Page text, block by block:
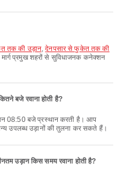
तक की उड़ान,देनपसार से फुकेत तक की
प्रमुख शहरों से सुविधाजनक कनेक्शन
बजे रवाना होती है?
उपलब्ध उड़ानों की तुलना कर सकते हैं।
उड़ान किस समय रवाना होती है?